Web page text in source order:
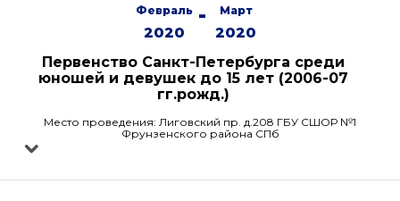
Февраль
2020
- Март
2020
Первенство Санкт-Петербурга среди
юношей и девушек до 15 лет (2006-07
гг.рожд.)
Место проведения: Лиговский пр. д.208 ГБУ СШОР №1
Фрунзенского района СПб